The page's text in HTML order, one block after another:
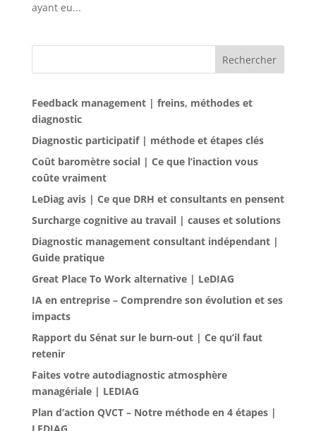
ayant eu...
Rechercher
Feedback management | freins, méthodes et
diagnostic
Diagnostic participatif | méthode et étapes clés
Coût baromètre social | Ce que l’inaction vous
coûte vraiment
LeDiag avis | Ce que DRH et consultants en pensent
Surcharge cognitive au travail | causes et solutions
Diagnostic management consultant indépendant |
Guide pratique
Great Place To Work alternative | LeDIAG
IA en entreprise – Comprendre son évolution et ses
impacts
Rapport du Sénat sur le burn-out | Ce qu’il faut
retenir
Faites votre autodiagnostic atmosphère
managériale | LEDIAG
Plan d’action QVCT – Notre méthode en 4 étapes |